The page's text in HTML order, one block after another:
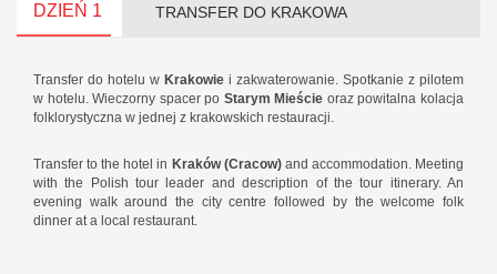
DZIEŃ 1 TRANSFER DO KRAKOWA
Transfer do hotelu w Krakowie i zakwaterowanie. Spotkanie z pilotem
w hotelu. Wieczorny spacer po Starym Mieście oraz powitalna kolacja
folklorystyczna w jednej z krakowskich restauracji.
Transfer to the hotel in Kraków (Cracow)and accommodation. Meeting
with the Polish tour leader and description of the tour itinerary. An
evening walk around the city centre followed by the welcome folk
dinner at a local restaurant.